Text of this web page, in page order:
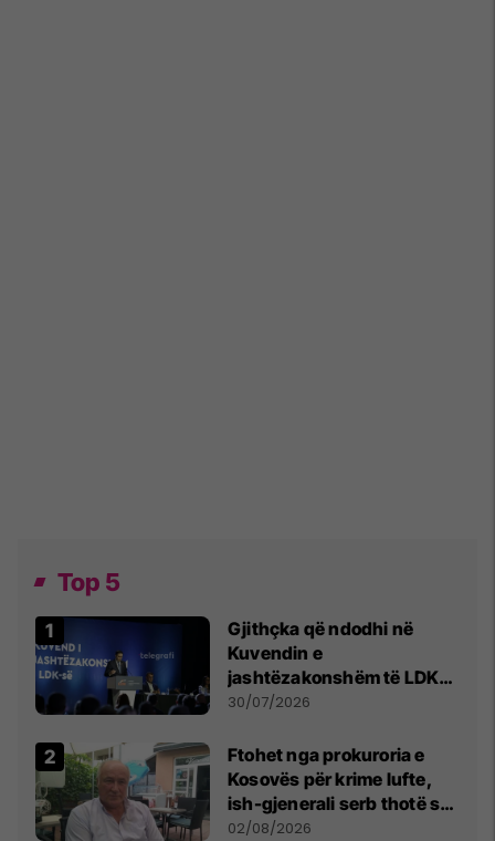
Top 5
Gjithçka që ndodhi në
Kuvendin e
jashtëzakonshëm të LDK-
së
30/07/2026
Ftohet nga prokuroria e
Kosovës për krime lufte,
ish-gjenerali serb thotë se
dikush e tradhtoi në
02/08/2026